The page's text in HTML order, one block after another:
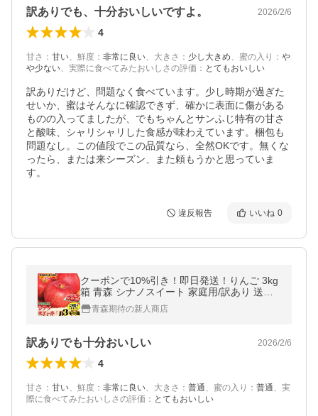
訳ありでも、十分おいしいですよ。 2026/2/6
4
甘さ ： 甘い、 鮮度 ： 非常に良い、 大きさ ： 少し大きめ、 蜜の入り ： や
や少ない、 実際に食べてみたおいしさの評価 ： とてもおいしい
訳ありだけど、問題なく食べています。少し時期が過ぎた
せいか、蜜はそんなに確認できず、確かに表面に傷がある
ものの入ってましたが、でもちゃんとサンふじ特有の甘さ
と酸味、シャリシャリした食感が味わえています。梱包も
問題なし。この値段でこの品質なら、全然OKです。無くな
ったら、または来シーズン、また頼もうかと思っていま
す。
違反報告 いいね 0
クーポンで10%引き！即日発送！りんご 3kg
箱 青森 シナノスイート 家庭用/訳あり 送料
無料 青森 リンゴ 訳あり 3キロ箱★スイート
家訳 3kg箱
青森期待の新人商店
訳ありでも十分おいしい 2026/2/6
4
甘さ ： 甘い、 鮮度 ： 非常に良い、 大きさ ： 普通、 蜜の入り ： 普通、 実
際に食べてみたおいしさの評価 ： とてもおいしい